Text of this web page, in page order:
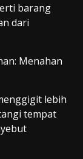
barang
dari
Menahan
lebih
tempat